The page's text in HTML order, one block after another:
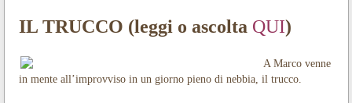
IL TRUCCO (leggi o ascolta QUI)
A Marco venne
in mente all’improvviso in un giorno pieno di nebbia, il trucco.